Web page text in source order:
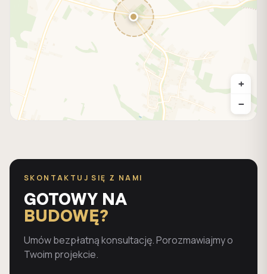
+
−
SKONTAKTUJ SIĘ Z NAMI
GOTOWY NA
BUDOWĘ?
Umów bezpłatną konsultację. Porozmawiajmy o
Twoim projekcie.